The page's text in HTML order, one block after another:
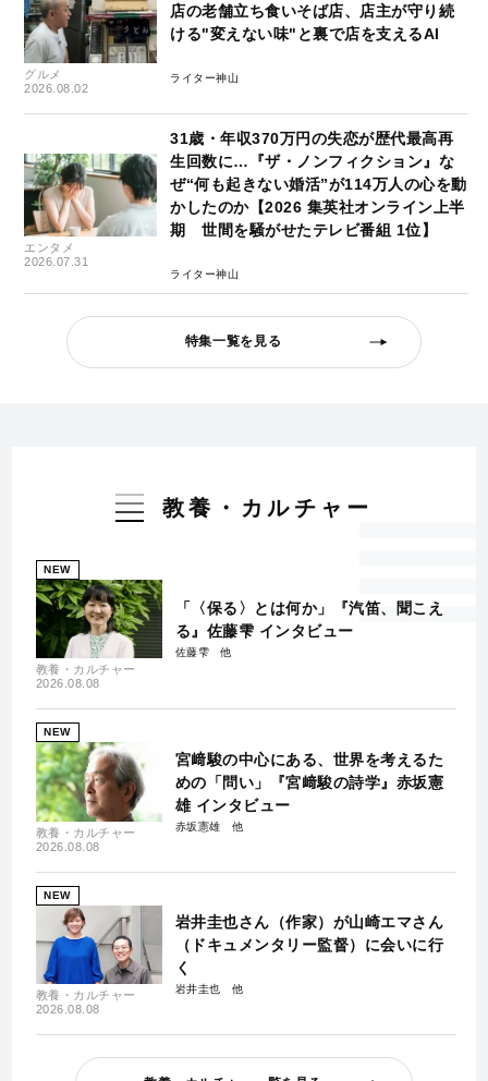
グルメ
2026.08.02
店の老舗立ち食いそば店、店主が守り続
ける"変えない味"と裏で店を支えるAI
ライター神山
エンタメ
2026.07.31
31歳・年収370万円の失恋が歴代最高再
生回数に…『ザ・ノンフィクション』な
ぜ“何も起きない婚活”が114万人の心を動
かしたのか【2026 集英社オンライン上半
期 世間を騒がせたテレビ番組 1位】
ライター神山
特集一覧を見る
教養・カルチャー
NEW
教養・カルチャー
2026.08.08
「〈保る〉とは何か」『汽笛、聞こえ
る』佐藤雫 インタビュー
佐藤雫
NEW
教養・カルチャー
2026.08.08
宮﨑駿の中心にある、世界を考えるた
めの「問い」『宮﨑駿の詩学』赤坂憲
雄 インタビュー
赤坂憲雄
NEW
教養・カルチャー
2026.08.08
岩井圭也さん（作家）が山崎エマさん
（ドキュメンタリー監督）に会いに行
く
岩井圭也